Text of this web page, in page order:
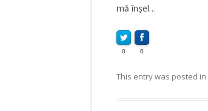
mă înșel…
0 0
This entry was posted in